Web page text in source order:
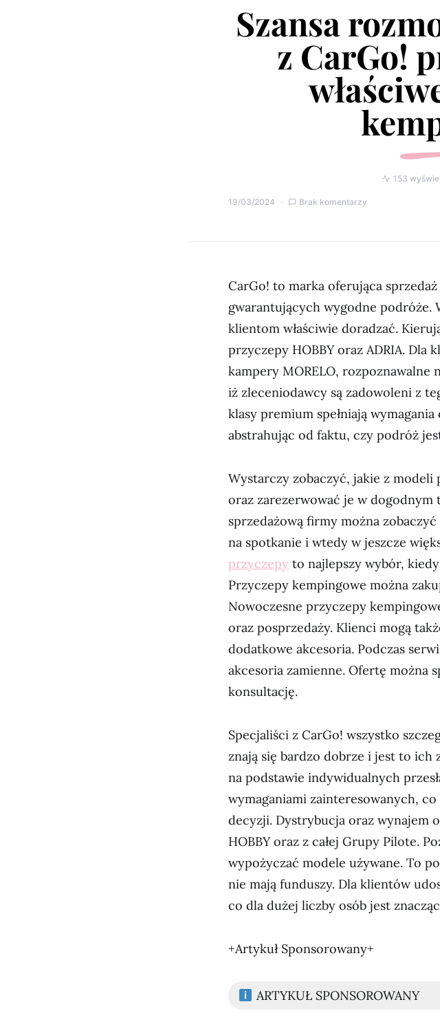
Szansa
z CarGo!
153
19/03/2024 Brak komentarzy
CarGo! to marka oferująca
gwarantujących wygodne podróże.
klientom właściwie doradzać.
przyczepy HOBBY oraz ADRIA. Dla
kampery MORELO, rozpoznawalne
iż zleceniodawcy są zadowoleni z
klasy premium spełniają
abstrahując od faktu, czy podróż
Wystarczy zobaczyć, jakie z
oraz zarezerwować je w
sprzedażową firmy można
na spotkanie i wtedy w jeszcze
przyczepy to najlepszy wybór,
Przyczepy kempingowe można
Nowoczesne przyczepy
oraz posprzedaży. Klienci mogą
dodatkowe akcesoria. Podczas
akcesoria zamienne. Ofertę można
konsultację.
Specjaliści z CarGo! wszystko
znają się bardzo dobrze i jest to ich
na podstawie indywidualnych
wymaganiami zainteresowanych,
decyzji. Dystrybucja oraz wynajem
HOBBY oraz z całej Grupy Pilote.
wypożyczać modele używane. To
nie mają funduszy. Dla klientów
co dla dużej liczby osób jest
+Artykuł Sponsorowany+
ARTYKUŁ SPONSOROWANY